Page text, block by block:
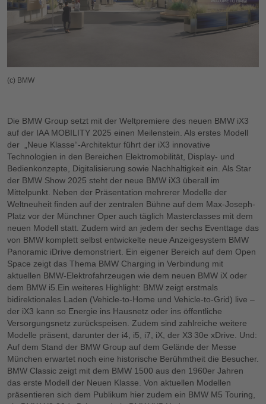
(c) BMW
Die BMW Group setzt mit der Weltpremiere des neuen BMW iX3
auf der IAA MOBILITY 2025 einen Meilenstein. Als erstes Modell
der „Neue Klasse“-Architektur führt der iX3 innovative
Technologien in den Bereichen Elektromobilität, Display‑ und
Bedienkonzepte, Digitalisierung sowie Nachhaltigkeit ein. Als Star
der BMW Show 2025 steht der neue BMW iX3 überall im
Mittelpunkt. Neben der Präsentation mehrerer Modelle der
Weltneuheit finden auf der zentralen Bühne auf dem Max-Joseph-
Platz vor der Münchner Oper auch täglich Masterclasses mit dem
neuen Modell statt. Zudem wird an jedem der sechs Eventtage das
von BMW komplett selbst entwickelte neue Anzeigesystem BMW
Panoramic iDrive demonstriert. Ein eigener Bereich auf dem Open
Space zeigt das Thema BMW Charging in Verbindung mit
aktuellen BMW-Elektrofahrzeugen wie dem neuen BMW iX oder
dem BMW i5.Ein weiteres Highlight: BMW zeigt erstmals
bidirektionales Laden (Vehicle‑to‑Home und Vehicle‑to‑Grid) live –
der iX3 kann so Energie ins Hausnetz oder ins öffentliche
Versorgungsnetz zurückspeisen. Zudem sind zahlreiche weitere
Modelle präsent, darunter der i4, i5, i7, iX, der X3 30e xDrive. Und:
Auf dem Stand der BMW Group auf dem Gelände der Messe
München erwartet noch eine historische Berühmtheit die Besucher.
BMW Classic zeigt mit dem BMW 1500 aus den 1960er Jahren
das erste Modell der Neuen Klasse. Von aktuellen Modellen
präsentieren sich dem Publikum hier zudem ein BMW M5 Touring,